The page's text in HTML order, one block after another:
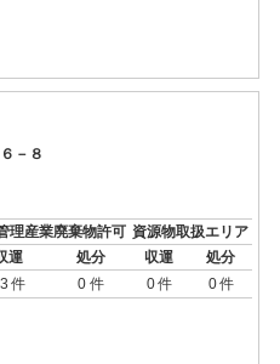
－８
理産業廃棄物許可 資源物取扱エリア
運 処分 収運
処分
件 0 件 0 件 0 件